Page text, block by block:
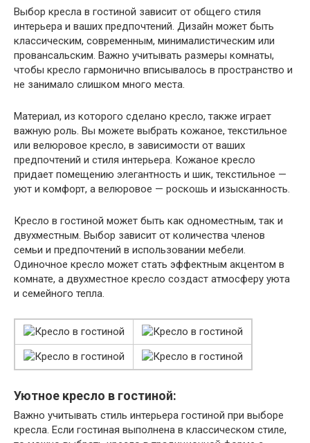
Выбор кресла в гостиной зависит от общего стиля
интерьера и ваших предпочтений. Дизайн может быть
классическим, современным, минималистическим или
провансальским. Важно учитывать размеры комнаты,
чтобы кресло гармонично вписывалось в пространство и
не занимало слишком много места.
Материал, из которого сделано кресло, также играет
важную роль. Вы можете выбрать кожаное, текстильное
или велюровое кресло, в зависимости от ваших
предпочтений и стиля интерьера. Кожаное кресло
придает помещению элегантность и шик, текстильное —
уют и комфорт, а велюровое — роскошь и изысканность.
Кресло в гостиной может быть как одноместным, так и
двухместным. Выбор зависит от количества членов
семьи и предпочтений в использовании мебели.
Одиночное кресло может стать эффектным акцентом в
комнате, а двухместное кресло создаст атмосферу уюта
и семейного тепла.
Уютное кресло в гостиной:
Важно учитывать стиль интерьера гостиной при выборе
кресла. Если гостиная выполнена в классическом стиле,